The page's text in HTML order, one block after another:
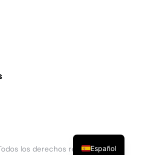
los derechos reservados.
Español